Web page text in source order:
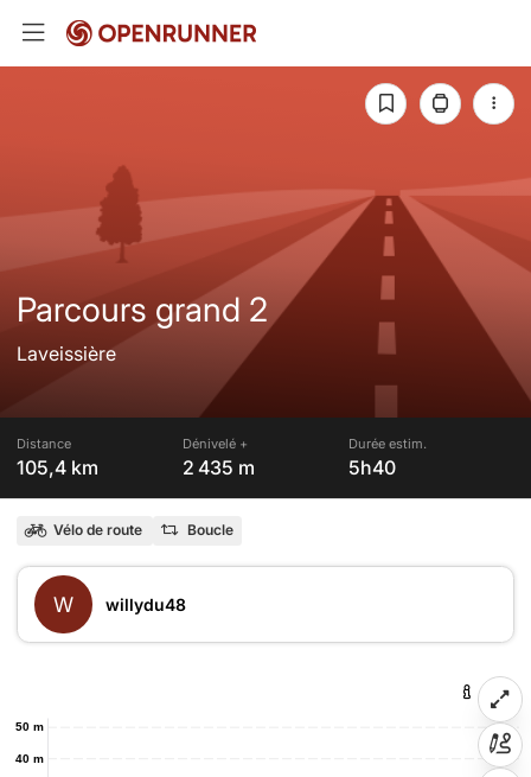
Parcours grand 2
Laveissière
Distance
105,4 km
Dénivelé +
2 435 m
Durée estim.
5h40
Vélo de route Boucle
W willydu48
40 m
50 m